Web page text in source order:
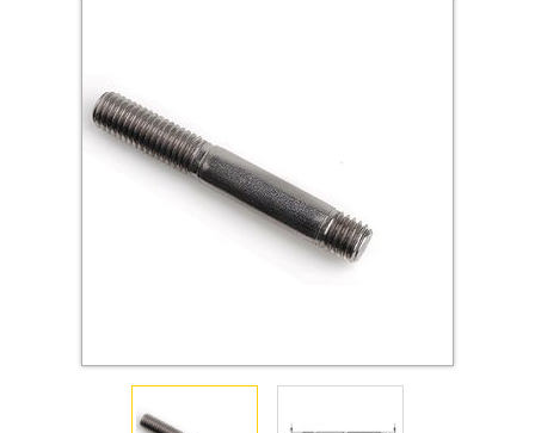
Заклепки (Гайки-Заклепки)
Крюки, кольца с метрической резьбой
Оснастка и аксессуары для яхт